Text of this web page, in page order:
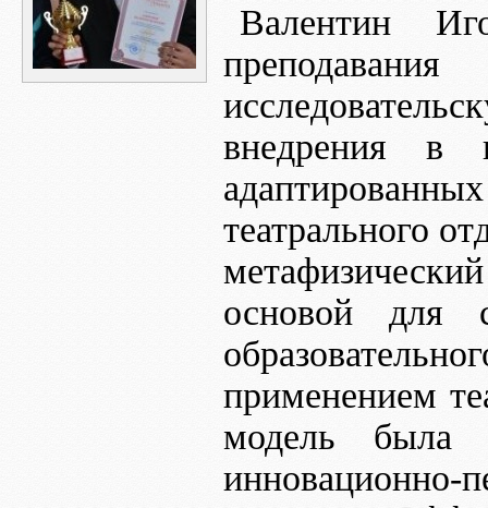
Валентин
внедрения в
театрального
основой для
применением
модель была